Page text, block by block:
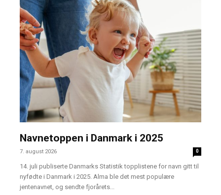
Navnetoppen i Danmark i 2025
7. august 2026 0
14. juli publiserte Danmarks Statistik topplistene for navn gitt til
nyfødte i Danmark i 2025. Alma ble det mest populære
jentenavnet, og sendte fjorårets...